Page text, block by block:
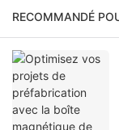
RECOMMANDÉ